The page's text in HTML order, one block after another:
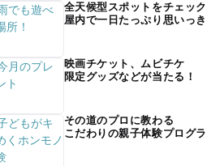
全天候型スポットをチェック
屋内で一日たっぷり思いっ
映画チケット、ムビチケ
限定グッズなどが当たる！
その道のプロに教わる
こだわりの親子体験プログラ